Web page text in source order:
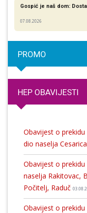
Gospić je naš dom:
07.08.2026
PROMO
HEP OBAVIJESTI
Obavijest o
dio naselja Cesarica
Obavijest o
naselja Rakitovac,
Počitelj, Raduč
Obavijest o